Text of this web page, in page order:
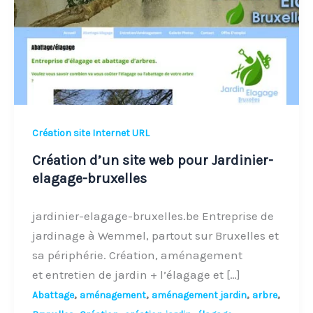
Création site Internet URL
Création d’un site web pour Jardinier-
elagage-bruxelles
jardinier-elagage-bruxelles.be Entreprise de
jardinage à Wemmel, partout sur Bruxelles et
sa périphérie. Création, aménagement
et entretien de jardin + l’élagage et […]
Abattage, aménagement, aménagement jardin, arbre,
Jardinier-
elagage-
bruxelles